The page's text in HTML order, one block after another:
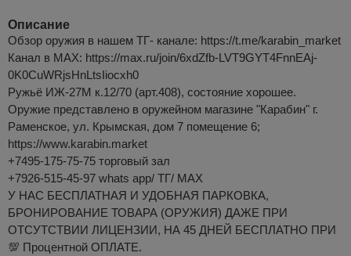
Описание
Обзор оружия в нашем ТГ- канале: https://t.me/karabin_market
Канал в МАХ: https://max.ru/join/6xdZfb-LVT9GYT4FnnEAj-
0K0CuWRjsHnLtsIiocxh0
Ружьё ИЖ-27М к.12/70 (арт.408), состояние хорошее.
Оружие представлено в оружейном магазине "Карабин" г.
Раменское, ул. Крымская, дом 7 помещение 6;
https://www.karabin.market
+7495-175-75-75 торговый зал
+7926-515-45-97 whats app/ ТГ/ MAX
У НАС БЕСПЛАТНАЯ И УДОБНАЯ ПАРКОВКА,
БРОНИРОВАНИЕ ТОВАРА (ОРУЖИЯ) ДАЖЕ ПРИ
ОТСУТСТВИИ ЛИЦЕНЗИИ, НА 45 ДНЕЙ БЕСПЛАТНО ПРИ
💯 Процентной ОПЛАТЕ.